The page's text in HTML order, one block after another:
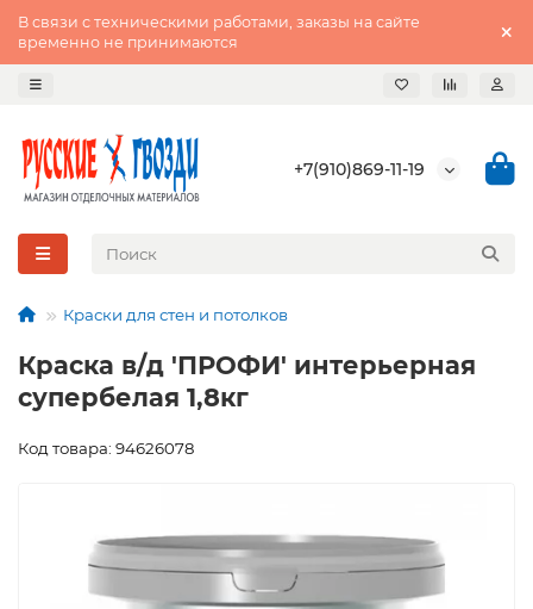
В связи с техническими работами, заказы на сайте
временно не принимаются
+7(910)869-11-19
Краски для стен и потолков
Краска в/д 'ПРОФИ' интерьерная
супербелая 1,8кг
Код товара: 94626078